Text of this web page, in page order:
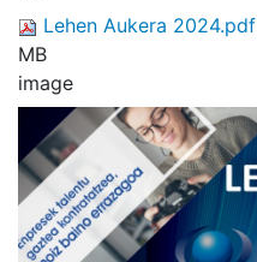
Lehen Aukera 2024.pdf
MB
image